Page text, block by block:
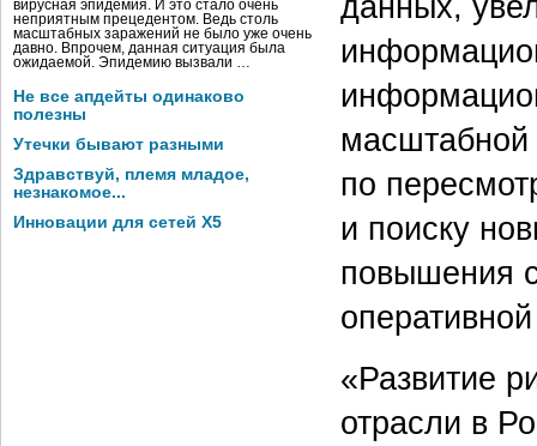
вирусная эпидемия. И это стало очень
неприятным прецедентом. Ведь столь
масштабных заражений не было уже очень
давно. Впрочем, данная ситуация была
ожидаемой. Эпидемию вызвали …
Не все апдейты одинаково
полезны
Утечки бывают разными
Здравствуй, племя младое,
незнакомое...
Инновации для сетей X5
по
и поиску
повышения
«Развитие
отрасли в